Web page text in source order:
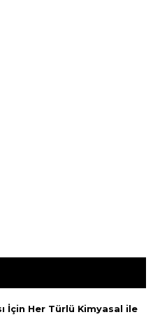
İçin Her Türlü Kimyasal ile